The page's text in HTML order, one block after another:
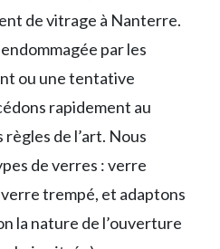
de vitrage à Nanterre.
par les
ou une tentative
rapidement au
de l’art. Nous
de verres : verre
trempé, et adaptons
la nature de l’ouverture